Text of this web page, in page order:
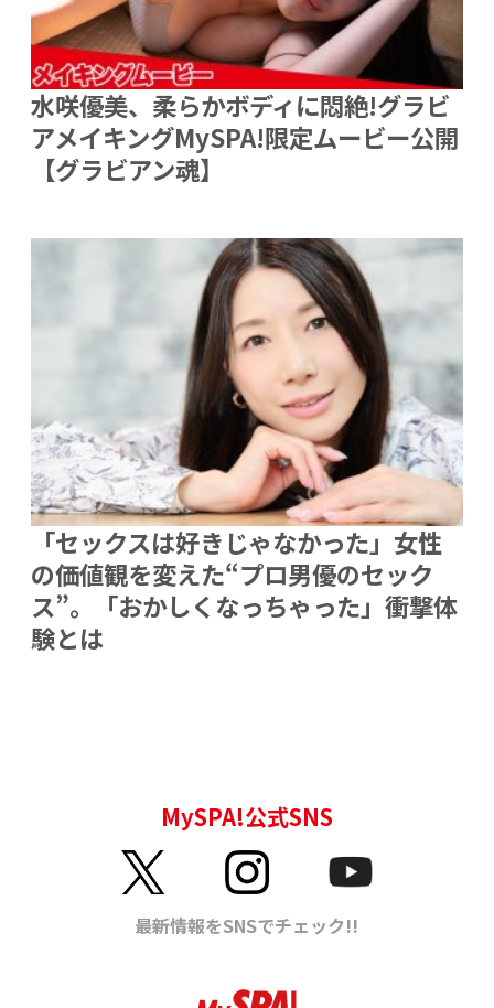
水咲優美、柔らかボディに悶絶!グラビ
アメイキングMySPA!限定ムービー公開
【グラビアン魂】
「セックスは好きじゃなかった」女性
の価値観を変えた“プロ男優のセック
ス”。「おかしくなっちゃった」衝撃体
験とは